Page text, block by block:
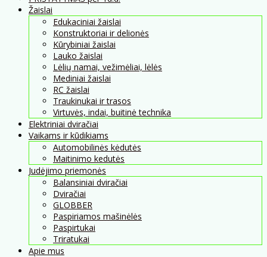
Žaislai
Edukaciniai žaislai
Konstruktoriai ir delionės
Kūrybiniai žaislai
Lauko žaislai
Lėlių namai, vežimėliai, lėlės
Mediniai žaislai
RC žaislai
Traukinukai ir trasos
Virtuvės, indai, buitinė technika
Elektriniai dviračiai
Vaikams ir kūdikiams
Automobilinės kėdutės
Maitinimo kedutės
Judėjimo priemonės
Balansiniai dviračiai
Dviračiai
GLOBBER
Paspiriamos mašinėlės
Paspirtukai
Triratukai
Apie mus